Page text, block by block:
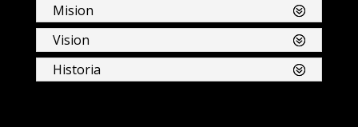
Mision
Vision
Historia